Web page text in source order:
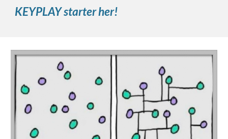
KEYPLAY starter her!